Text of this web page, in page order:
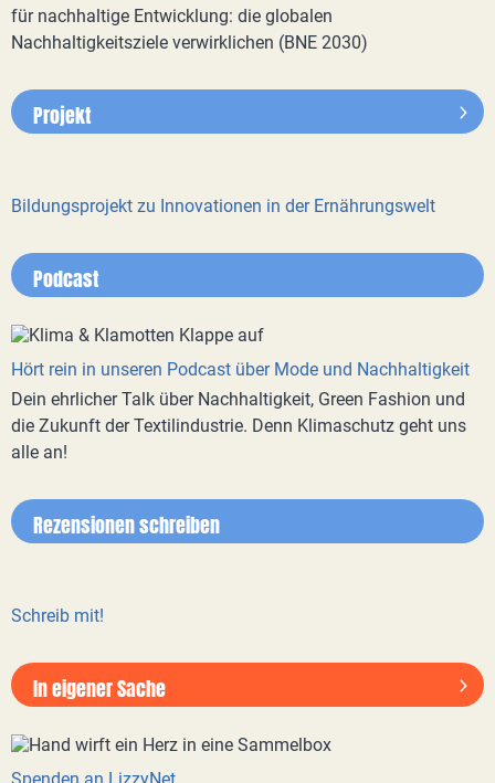
für nachhaltige Entwicklung: die globalen
Nachhaltigkeitsziele verwirklichen (BNE 2030)
Projekt
Bildungsprojekt zu Innovationen in der Ernährungswelt
Podcast
Hört rein in unseren Podcast über Mode und Nachhaltigkeit
Dein ehrlicher Talk über Nachhaltigkeit, Green Fashion und
die Zukunft der Textilindustrie. Denn Klimaschutz geht uns
alle an!
Rezensionen schreiben
Schreib mit!
In eigener Sache